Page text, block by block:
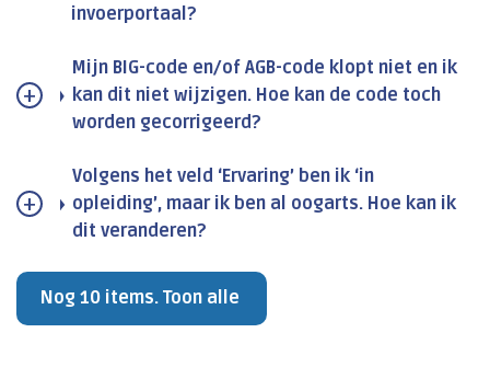
invoerportaal?
Mijn BIG-code en/of AGB-code klopt niet en ik
kan dit niet wijzigen. Hoe kan de code toch
worden gecorrigeerd?
Volgens het veld ‘Ervaring’ ben ik ‘in
opleiding’, maar ik ben al oogarts. Hoe kan ik
dit veranderen?
Nog 10 items. Toon alle